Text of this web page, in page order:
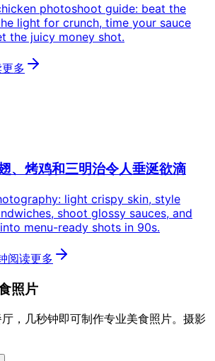
photoshoot guide: beat the
light for crunch, time your sauce
the juicy money shot.
多
、烤鸡和三明治令人垂涎欲滴
light crispy skin, style
shoot glossy sauces, and
menu-ready shots in 90s.
阅读更多
照片
，几秒钟即可制作专业美食照片。摄影